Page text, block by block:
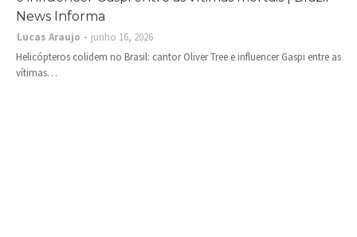
News Informa
Lucas Araujo
junho 16, 2026
Helicópteros colidem no Brasil: cantor Oliver Tree e influencer Gaspi entre as
vítimas…